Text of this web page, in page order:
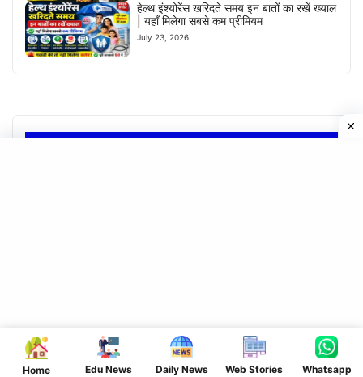
Home Edu News Daily News Web Stories Whatsapp
हेल्थ इंश्योरेंस खरिदते समय इन बातों का रखें ख्याल
| यहाँ मिलेगा सबसे कम प्रीमियम
July 23, 2026
CATEGORIES